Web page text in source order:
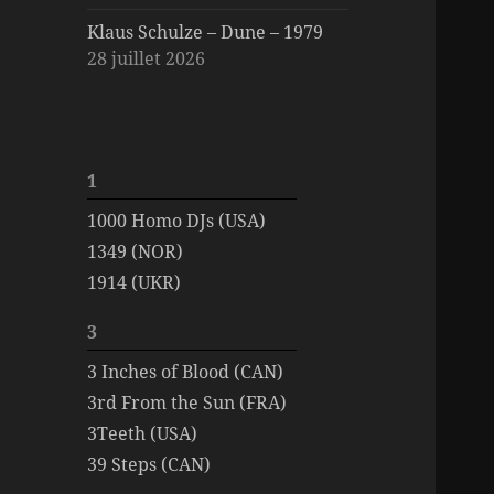
Klaus Schulze – Dune – 1979
28 juillet 2026
1
1000 Homo DJs (USA)
1349 (NOR)
1914 (UKR)
3
3 Inches of Blood (CAN)
3rd From the Sun (FRA)
3Teeth (USA)
39 Steps (CAN)